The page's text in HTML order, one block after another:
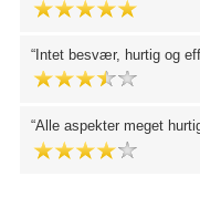
Intet besvær, hurtig og
Alle aspekter meget